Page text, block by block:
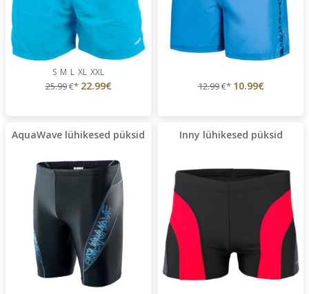
S M L XL XXL
25.99€* 22.99€ 12.99€* 10.99€
AquaWave lühikesed püksid Inny lühikesed püksid